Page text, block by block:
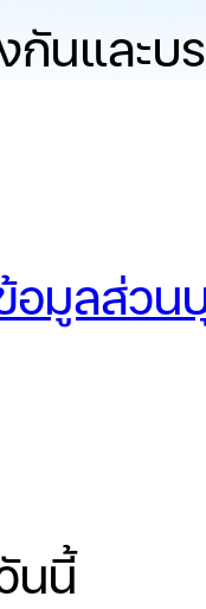
กันและบ
อมูลส่วน
นนี้